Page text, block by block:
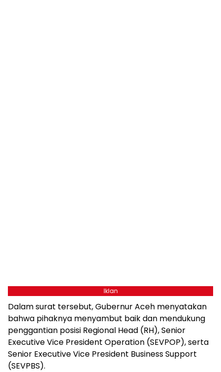
Iklan
Dalam surat tersebut, Gubernur Aceh menyatakan
bahwa pihaknya menyambut baik dan mendukung
penggantian posisi Regional Head (RH), Senior
Executive Vice President Operation (SEVPOP), serta
Senior Executive Vice President Business Support
(SEVPBS).